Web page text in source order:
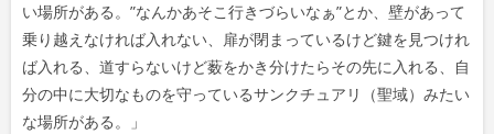
い場所がある。”なんかあそこ行きづらいなぁ”とか、 壁があって
乗り越えなければ入れない、扉が閉まっているけど鍵を見つけれ
ば入れる、道すらないけど薮をかき分けたらその先に入れる、自
分の中に大切なものを守っているサンクチュアリ（聖域）みたい
な場所がある。」